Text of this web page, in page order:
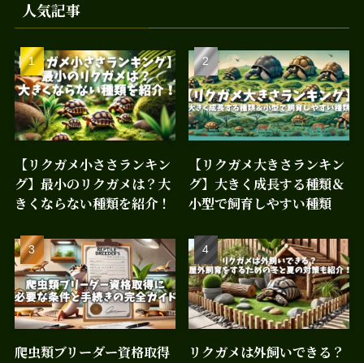
人気記事
【リクガメ小ささランキン
グ】最小のリクガメは？大
きくならない種類を紹介！
【リクガメ大きさランキン
グ】大きく成長する種類＆
小型で飼育しやすい種類
爬虫類ブリーダー資格取得
リクガメは外飼いできる？